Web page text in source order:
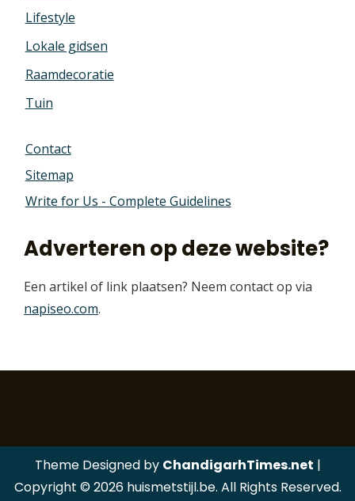
Lifestyle
Lokale gidsen
Raamdecoratie
Tuin
Contact
Sitemap
Write for Us - Complete Guidelines
Adverteren op deze website?
Een artikel of link plaatsen? Neem contact op via
napiseo.com.
Theme Designed by ChandigarhTimes.net |
Copyright © 2026 huismetstijl.be. All Rights Reserved.